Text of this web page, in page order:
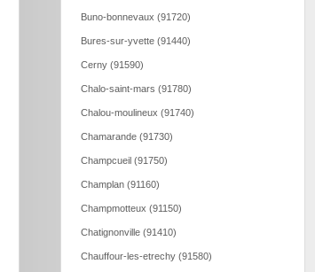
Buno-bonnevaux (91720)
Bures-sur-yvette (91440)
Cerny (91590)
Chalo-saint-mars (91780)
Chalou-moulineux (91740)
Chamarande (91730)
Champcueil (91750)
Champlan (91160)
Champmotteux (91150)
Chatignonville (91410)
Chauffour-les-etrechy (91580)